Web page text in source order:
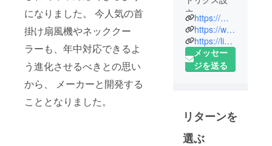
になりました。 今人気の首
掛け扇風機やネッククー
ラーも、年中対応できるよ
う進化させるべきとの思い
から、 メーカーと開発する
こととなりました。
立
2017年1月：
楽天市場で
雑貨販売を
開始
グ店出店
2020年8月：
https://matrixsnino.wixsite.com/my-site-2/company
https://www.youtube.com/channel/UCrSOR3OpWMftWiAzRNP2v_A
https://lin.ee/xzfLOfh
メッセー
ジを送る
リターンを
選ぶ